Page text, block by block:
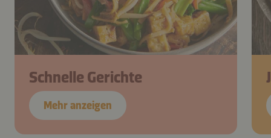
Schnelle Gerichte
Mehr anzeigen